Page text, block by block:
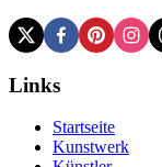
Links
Startseite
Kunstwerk